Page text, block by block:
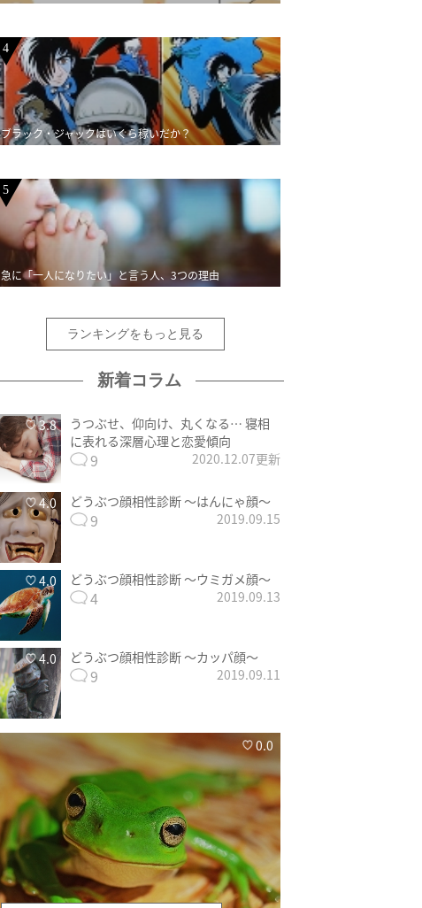
4
ブラック・ジャックはいくら稼いだか？
5
急に「一人になりたい」と言う人、3つの理由
ランキングをもっと見る
新着コラム
3.8
うつぶせ、仰向け、丸くなる… 寝相
に表れる深層心理と恋愛傾向
9 2020.12.07更新
4.0 どうぶつ顔相性診断 〜はんにゃ顔〜
9 2019.09.15
4.0 どうぶつ顔相性診断 〜ウミガメ顔〜
4 2019.09.13
4.0 どうぶつ顔相性診断 〜カッパ顔〜
9 2019.09.11
0.0